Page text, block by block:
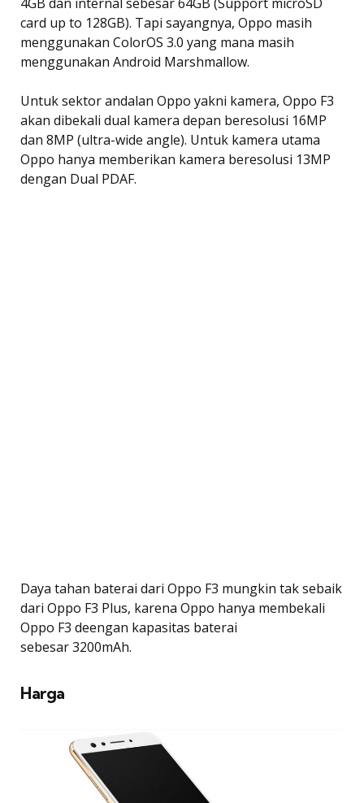
card up to 128GB). Tapi sayangnya, Oppo masih
menggunakan ColorOS 3.0 yang mana masih
menggunakan Android Marshmallow.
Untuk sektor andalan Oppo yakni kamera, Oppo F3
akan dibekali dual kamera depan beresolusi 16MP
dan 8MP (ultra-wide angle). Untuk kamera utama
Oppo hanya memberikan kamera beresolusi 13MP
dengan Dual PDAF.
Daya tahan baterai dari Oppo F3 mungkin tak sebaik
dari Oppo F3 Plus, karena Oppo hanya membekali
Oppo F3 deengan kapasitas baterai
sebesar 3200mAh.
Harga